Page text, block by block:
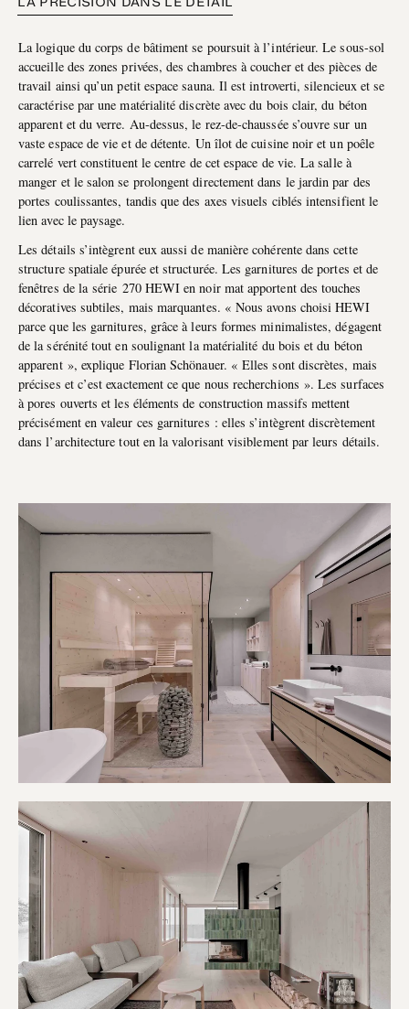
La logique du corps de bâtiment se poursuit à l’intérieur. Le sous-sol
accueille des zones privées, des chambres à coucher et des pièces de
travail ainsi qu’un petit espace sauna. Il est introverti, silencieux et se
caractérise par une matérialité discrète avec du bois clair, du béton
apparent et du verre. Au-dessus, le rez-de-chaussée s’ouvre sur un
vaste espace de vie et de détente. Un îlot de cuisine noir et un poêle
carrelé vert constituent le centre de cet espace de vie. La salle à
manger et le salon se prolongent directement dans le jardin par des
portes coulissantes, tandis que des axes visuels ciblés intensifient le
lien avec le paysage.
Les détails s’intègrent eux aussi de manière cohérente dans cette
structure spatiale épurée et structurée. Les garnitures de portes et de
fenêtres de la série 270 HEWI en noir mat apportent des touches
décoratives subtiles, mais marquantes. « Nous avons choisi HEWI
parce que les garnitures, grâce à leurs formes minimalistes, dégagent
de la sérénité tout en soulignant la matérialité du bois et du béton
apparent », explique Florian Schönauer. « Elles sont discrètes, mais
précises et c’est exactement ce que nous recherchions ». Les surfaces
à pores ouverts et les éléments de construction massifs mettent
précisément en valeur ces garnitures : elles s’intègrent discrètement
dans l’architecture tout en la valorisant visiblement par leurs détails.